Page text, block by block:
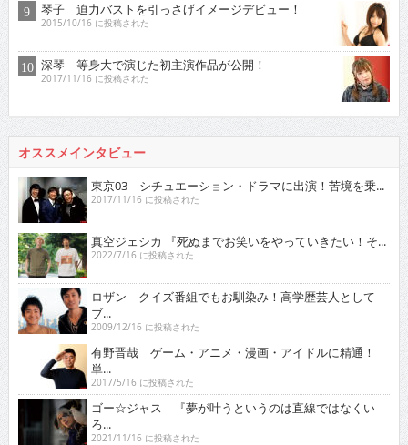
琴子 迫力バストを引っさげイメージデビュー！
2015/10/16 に投稿された
深琴 等身大で演じた初主演作品が公開！
2017/11/16 に投稿された
オススメインタビュー
東京03 シチュエーション・ドラマに出演！苦境を乗...
2017/11/16 に投稿された
真空ジェシカ 『死ぬまでお笑いをやっていきたい！そ...
2022/7/16 に投稿された
ロザン クイズ番組でもお馴染み！高学歴芸人として
ブ...
2009/12/16 に投稿された
有野晋哉 ゲーム・アニメ・漫画・アイドルに精通！
単...
2017/5/16 に投稿された
ゴー☆ジャス 『夢が叶うというのは直線ではなくい
ろ...
2021/11/16 に投稿された